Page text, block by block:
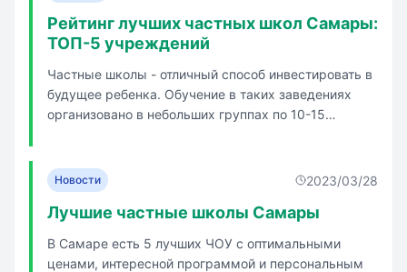
Рейтинг лучших частных школ Самары:
ТОП-5 учреждений
Частные школы - отличный способ инвестировать в
будущее ребенка. Обучение в таких заведениях
организовано в небольших группах по 10-15
не так много частных учебных заведений. Средняя
стоимость обучения в них составля...
Новости 2023/03/28
Лучшие частные школы Самары
В Самаре есть 5 лучших ЧОУ с оптимальными
ценами, интересной программой и персональным